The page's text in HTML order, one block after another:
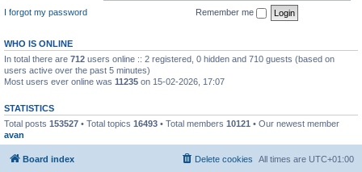
I forgot my password
Remember me
WHO IS ONLINE
In total there are 712 users online :: 2 registered, 0 hidden and 710 guests (based on
users active over the past 5 minutes)
Most users ever online was 11235 on 15-02-2026, 17:07
STATISTICS
Total posts 153527 • Total topics 16493 • Total members 10121 • Our newest member
avan
Board index All times are UTC+01:00
Delete cookies